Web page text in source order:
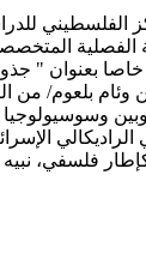
الفلسطيني
69 من المجلة الفصلية
بعنوان "
وئام بلعوم/
وسوسيولوجيا
الراديكالي
كإطار فلسفي،